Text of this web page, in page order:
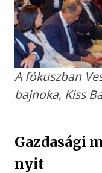
A fókuszban
bajnoka, Kiss
Gazdasági
nyit